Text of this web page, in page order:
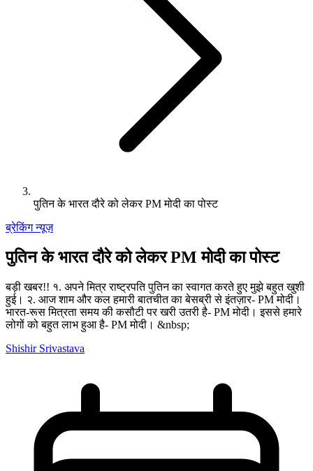
पुतिन के भारत दौरे को लेकर PM मोदी का पोस्ट
ब्रेकिंग न्यूज़
पुतिन के भारत दौरे को लेकर PM मोदी का पोस्ट
बड़ी खबर!! १. अपने मित्र राष्ट्रपति पुतिन का स्वागत करते हुए मुझे बहुत खुशी
हुई। २. आज शाम और कल हमारी बातचीत का बेसब्री से इंतज़ार- PM मोदी।
भारत-रूस मित्रता समय की कसौटी पर खरी उतरी है- PM मोदी। इससे हमारे
लोगों को बहुत लाभ हुआ है- PM मोदी। &nbsp;
Shishir Srivastava